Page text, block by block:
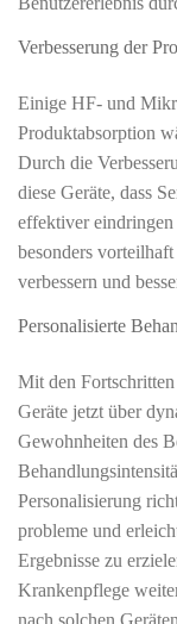
Verbesserung der
Einige HF- und
Produktabsorption
Durch die
diese Geräte, dass
effektiver
besonders
verbessern und
Personalisierte
Mit den
Geräte jetzt über
Gewohnheiten des
Personalisierung
probleme und
Ergebnisse zu
Krankenpflege
nach solchen